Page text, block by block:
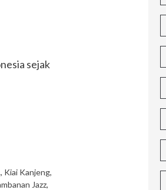
sejak
, Kiai Kanjeng,
Jazz,